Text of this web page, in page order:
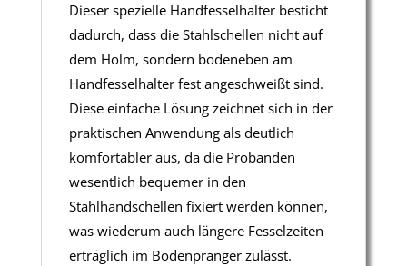
Dieser spezielle Handfesselhalter besticht
dadurch, dass die Stahlschellen nicht auf
dem Holm, sondern bodeneben am
Handfesselhalter fest angeschweißt sind.
Diese einfache Lösung zeichnet sich in der
praktischen Anwendung als deutlich
komfortabler aus, da die Probanden
wesentlich bequemer in den
Stahlhandschellen fixiert werden können,
was wiederum auch längere Fesselzeiten
erträglich im Bodenpranger zulässt.